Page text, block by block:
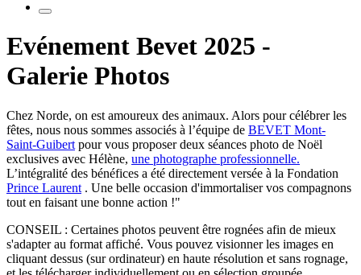
Evénement Bevet 2025 -
Galerie Photos
Chez Norde, on est amoureux des animaux. Alors pour célébrer les
fêtes, nous nous sommes associés à l’équipe de BEVET Mont-
Saint-Guibert pour vous proposer deux séances photo de Noël
exclusives avec Hélène, une photographe professionnelle.
L’intégralité des bénéfices a été directement versée à la Fondation
Prince Laurent . Une belle occasion d'immortaliser vos compagnons
tout en faisant une bonne action !"
CONSEIL : Certaines photos peuvent être rognées afin de mieux
s'adapter au format affiché. Vous pouvez visionner les images en
cliquant dessus (sur ordinateur) en haute résolution et sans rognage,